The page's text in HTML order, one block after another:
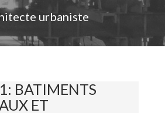
urbaniste
BATIMENTS
ET